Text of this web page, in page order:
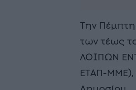
Την Πέμπτη
των τέως
ΛΟΙΠΩΝ
ΕΤΑΠ-ΜΜΕ),